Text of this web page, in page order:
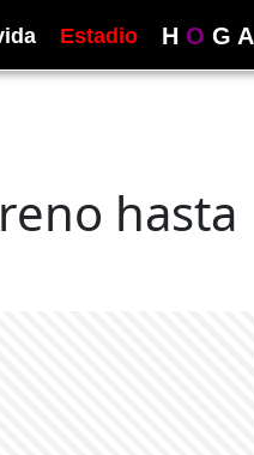
Estadio H O G A
hasta